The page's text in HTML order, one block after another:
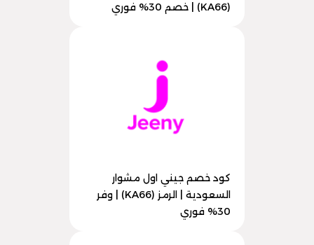
(KA66) | خصم 30% فوري
كود خصم جيني اول مشوار
السعودية | الرمز (KA66) | وفر
30% فوري